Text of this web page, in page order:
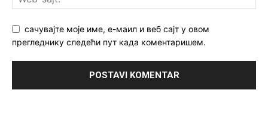
сачувајте моје име, е-маил и веб сајт у овом
прегледнику следећи пут када коментаришем.